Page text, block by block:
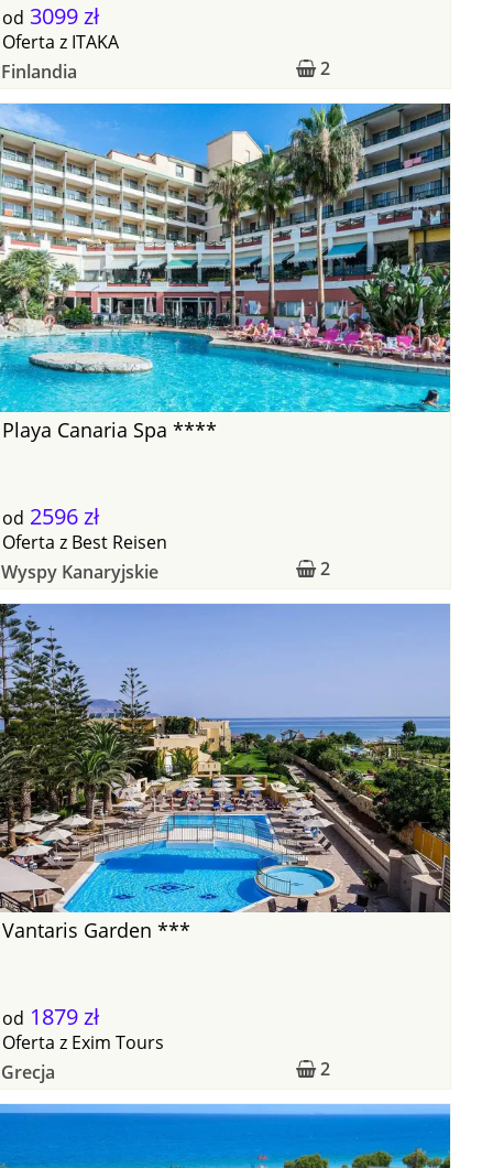
od 3099 zł
2
Oferta z ITAKA
Finlandia
Playa Canaria Spa ****
od 2596 zł
2
Oferta z Best Reisen
Wyspy Kanaryjskie
Vantaris Garden ***
od 1879 zł
2
Oferta z Exim Tours
Grecja